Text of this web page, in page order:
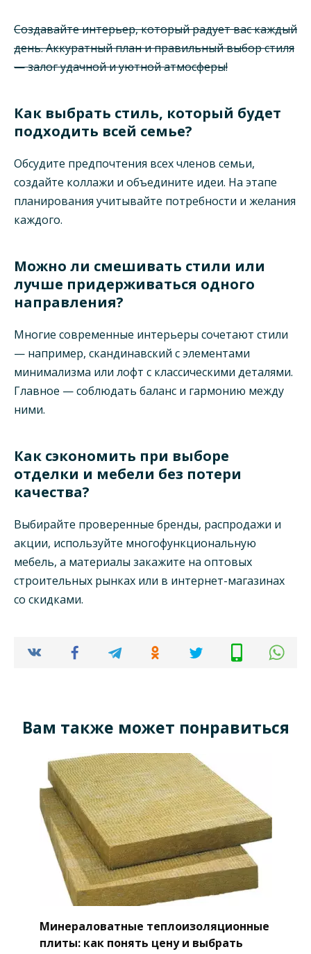
Создавайте интерьер, который радует вас каждый
день. Аккуратный план и правильный выбор стиля
— залог удачной и уютной атмосферы!
Как выбрать стиль, который будет
подходить всей семье?
Обсудите предпочтения всех членов семьи,
создайте коллажи и объедините идеи. На этапе
планирования учитывайте потребности и желания
каждого.
Можно ли смешивать стили или
лучше придерживаться одного
направления?
Многие современные интерьеры сочетают стили
— например, скандинавский с элементами
минимализма или лофт с классическими деталями.
Главное — соблюдать баланс и гармонию между
ними.
Как сэкономить при выборе
отделки и мебели без потери
качества?
Выбирайте проверенные бренды, распродажи и
акции, используйте многофункциональную
мебель, а материалы закажите на оптовых
строительных рынках или в интернет-магазинах
со скидками.
Вам также может понравиться
Минераловатные теплоизоляционные
плиты: как понять цену и выбрать